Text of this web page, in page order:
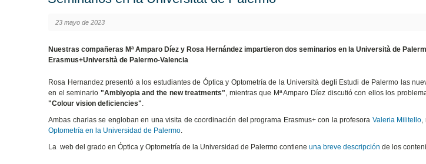
23 mayo de 2023
Nuestras compañeras Mª Amparo Díez y Rosa Hernández impartieron dos seminarios en la Università de
Erasmus+Università de Palermo-Valencia
Rosa Hernandez presentó a los estudiantes de Óptica y Optometría de la Università degli Estudi de Palermo las
en el seminario "Amblyopia and the new treatments", mientras que Mª Amparo Díez discutió con ellos los
"Colour vision deficiencies".
Ambas charlas se engloban en una visita de coordinación del programa Erasmus+ con la profesora Valeria Militello,
Optometría en la Universidad de Palermo.
La web del grado en Óptica y Optometría de la Universidad de Palermo contieneuna breve descripción de los